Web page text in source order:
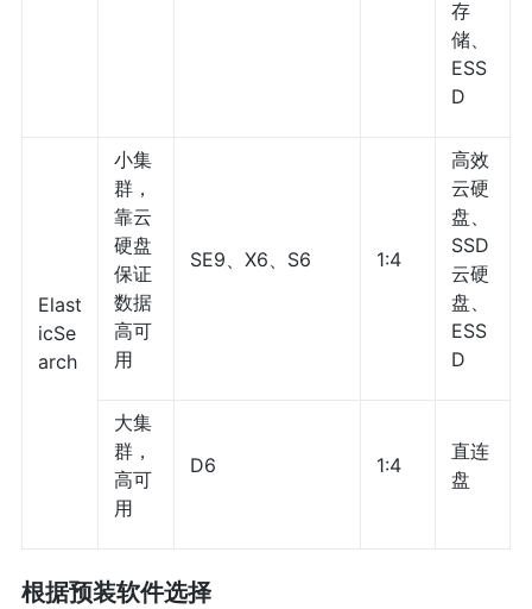
存
储、
ESS
D
Elast
icSe
arch
小集
群，
靠云
硬盘
保证
数据
高可
用
SE9、X6、S6 1:4
高效
云硬
盘、
SSD
云硬
盘、
ESS
D
大集
群，
高可
用
D6 1:4
直连
盘
根据预装软件选择